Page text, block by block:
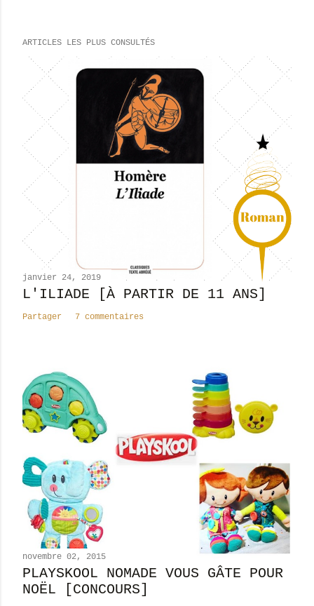
ARTICLES LES PLUS CONSULTÉS
janvier 24, 2019
L'ILIADE [À PARTIR DE 11 ANS]
Partager 7 commentaires
novembre 02, 2015
PLAYSKOOL NOMADE VOUS GÂTE POUR
NOËL [CONCOURS]